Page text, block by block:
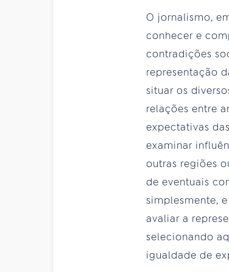
O jornalismo,
conhecer e
contradições
representação
situar os
relações entre
expectativas
examinar
outras regiões
de eventuais
simplesmente,
avaliar a
selecionando
igualdade de